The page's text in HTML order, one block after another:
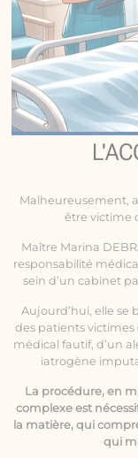
Malheureusement,
être victime
Maître Marina
responsabilité
sein d’un cabinet
Aujourd’hui, elle
des patients victimes
médical fautif, d’un
iatrogène
La procédure, en
complexe est
la matière, qui
qui